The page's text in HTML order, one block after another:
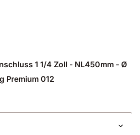
1 1/4 Zoll - NL450mm - Ø
Premium 012